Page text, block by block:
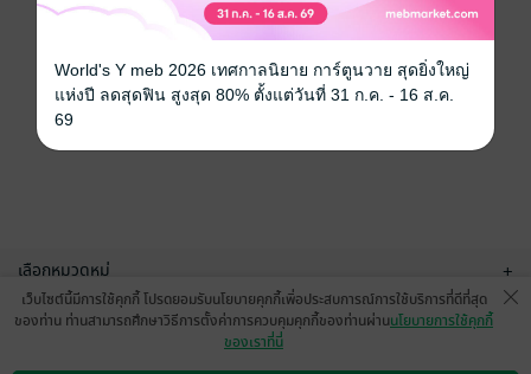
เลือกหมวดหมู่ +
บริการช่วยเหลือ
เว็บไซต์นี้มีการใช้คุกกี้ โปรดยอมรับนโยบายคุกกี้เพื่อประสบการณ์การใช้บริการที่ดีที่สุด
ของท่าน ท่านสามารถศึกษาวิธีการตั้งค่าการควบคุมคุกกี้ของท่านผ่านนโยบายการใช้คุกกี้
ของเราที่นี่
World's Y meb 2026 เทศกาลนิยาย การ์ตูนวาย สุดยิ่งใหญ่
แห่งปี ลดสุดฟิน สูงสุด 80% ตั้งแต่วันที่ 31 ก.ค. - 16 ส.ค.
69